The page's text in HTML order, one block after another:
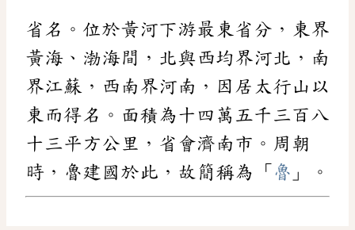
省名。位於黃河下游最東省分，東界
黃海、渤海間，北與西均界河北，南
界江蘇，西南界河南，因居太行山以
東而得名。面積為十四萬五千三百八
十三平方公里，省會濟南市。周朝
時，魯建國於此，故簡稱為「 魯 」。